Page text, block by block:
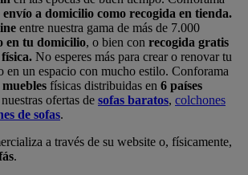
envío a domicilio como recogida en tienda.
entre nuestra gama de más de 7.000
en tu domicilio, o bien con recogida gratis
No esperes más para crear o renovar tu
en un espacio con mucho estilo. Conforama
físicas distribuidas en 6 países
ofertas de sofas baratos, colchones
de sofas.
a través de su website o, físicamente,
.